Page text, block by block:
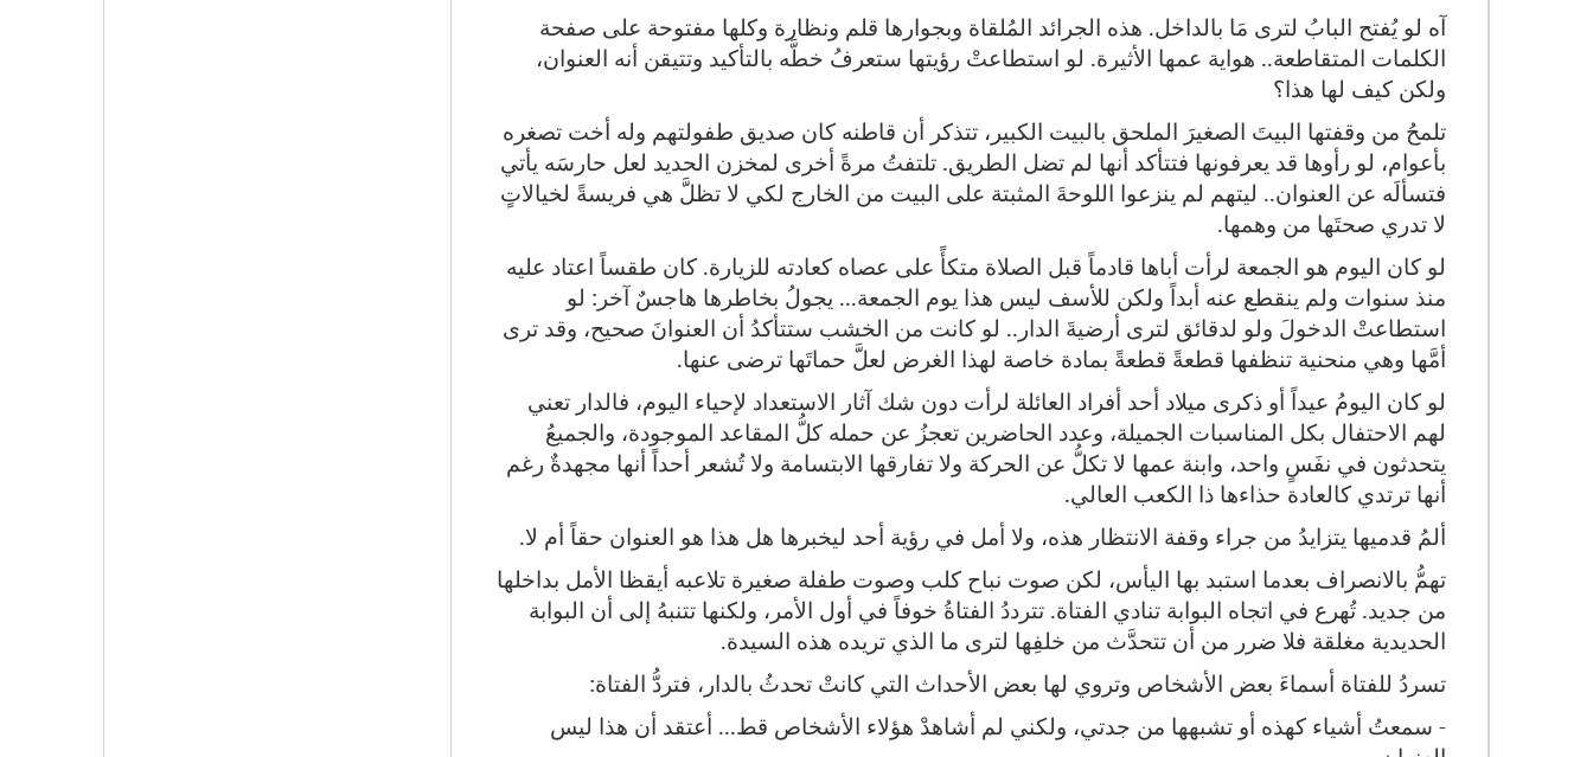
آه لو يُفتح البابُ لترى مَا بالداخل. هذه الجرائد المُلقاة وبجوارها قلم ونظارة وكلها مفتوحة على صفحة
الكلمات المتقاطعة.. هواية عمها الأثيرة. لو استطاعتْ رؤيتها ستعرفُ خطَّه بالتأكيد وتتيقن أنه العنوان،
ولكن كيف لها هذا؟
تلمحُ من وقفتها البيتَ الصغيرَ الملحق بالبيت الكبير، تتذكر أن قاطنه كان صديق طفولتهم وله أخت تصغره
بأعوام، لو رأوها قد يعرفونها فتتأكد أنها لم تضل الطريق. تلتفتُ مرةً أخرى لمخزن الحديد لعل حارسَه يأتي
فتسألَه عن العنوان.. ليتهم لم ينزعوا اللوحةَ المثبتة على البيت من الخارج لكي لا تظلَّ هي فريسةً لخيالاتٍ
لا تدري صحتَها من وهمها.
لو كان اليوم هو الجمعة لرأت أباها قادماً قبل الصلاة متكأً على عصاه كعادته للزيارة. كان طقساً اعتاد عليه
منذ سنوات ولم ينقطع عنه أبداً ولكن للأسف ليس هذا يوم الجمعة... يجولُ بخاطرها هاجسٌ آخر: لو
استطاعتْ الدخولَ ولو لدقائق لترى أرضيةَ الدار.. لو كانت من الخشب ستتأكدُ أن العنوانَ صحيح، وقد ترى
أمَّها وهي منحنية تنظفها قطعةً قطعةً بمادة خاصة لهذا الغرض لعلَّ حماتَها ترضى عنها.
لو كان اليومُ عيداً أو ذكرى ميلاد أحد أفراد العائلة لرأت دون شك آثار الاستعداد لإحياء اليوم، فالدار تعني
لهم الاحتفال بكل المناسبات الجميلة، وعدد الحاضرين تعجزُ عن حمله كلُّ المقاعد الموجودة، والجميعُ
يتحدثون في نفَسٍ واحد، وابنة عمها لا تكلُّ عن الحركة ولا تفارقها الابتسامة ولا تُشعر أحداً أنها مجهدةٌ رغم
أنها ترتدي كالعادة حذاءها ذا الكعب العالي.
ألمُ قدميها يتزايدُ من جراء وقفة الانتظار هذه، ولا أمل في رؤية أحد ليخبرها هل هذا هو العنوان حقاً أم لا.
تهمُّ بالانصراف بعدما استبد بها اليأس، لكن صوت نباح كلب وصوت طفلة صغيرة تلاعبه أيقظا الأمل بداخلها
من جديد. تُهرع في اتجاه البوابة تنادي الفتاة. تترددُ الفتاةُ خوفاً في أول الأمر، ولكنها تتنبهُ إلى أن البوابة
الحديدية مغلقة فلا ضرر من أن تتحدَّث من خلفِها لترى ما الذي تريده هذه السيدة.
تسردُ للفتاة أسماءَ بعض الأشخاص وتروي لها بعض الأحداث التي كانتْ تحدثُ بالدار، فتردُّ الفتاة:
- سمعتُ أشياء كهذه أو تشبهها من جدتي، ولكني لم أشاهدْ هؤلاء الأشخاص قط... أعتقد أن هذا ليس